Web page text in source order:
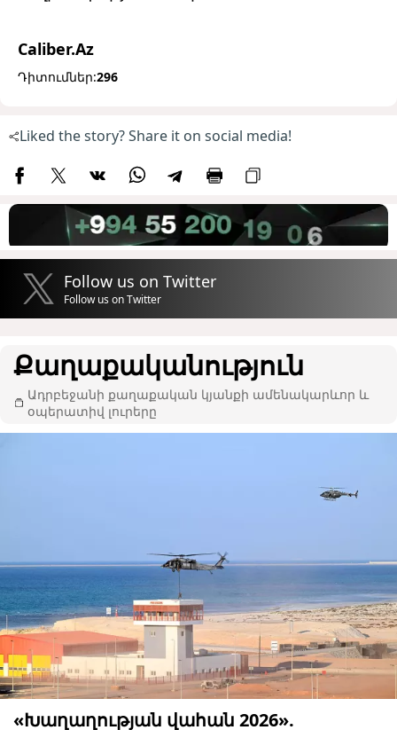
Caliber.Az
Դիտումներ:296
Liked the story? Share it on social media!
Follow us on Twitter
Follow us on Twitter
Քաղաքականություն
Ադրբեջանի քաղաքական կյանքի ամենակարևոր և
օպերատիվ լուրերը
«Խաղաղության վահան 2026».